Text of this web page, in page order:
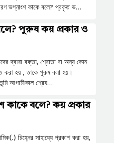
ভগ্নাংশ কাকে বলে? প্রকৃত ভ…
পুরুষ কয় প্রকার ও
দ্বারা বক্তা, শ্রোতা বা অন্য কোন
করা হয় , তাকে পুরুষ বলা হয়।
আগামীকাল শ্রেয…
কাকে বলে? কয় প্রকার
চিহ্নের সাহায্যে প্রকাশ করা হয়,